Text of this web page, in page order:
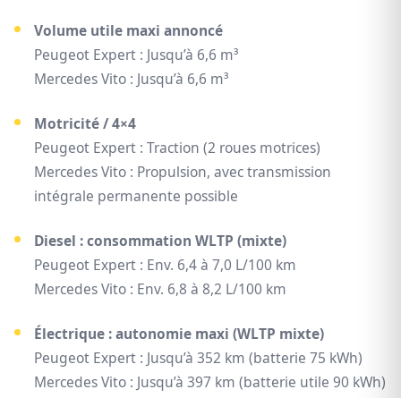
Volume utile maxi annoncé
Peugeot Expert : Jusqu’à 6,6 m³
Mercedes Vito : Jusqu’à 6,6 m³
Motricité / 4×4
Peugeot Expert : Traction (2 roues motrices)
Mercedes Vito : Propulsion, avec transmission
intégrale permanente possible
Diesel : consommation WLTP (mixte)
Peugeot Expert : Env. 6,4 à 7,0 L/100 km
Mercedes Vito : Env. 6,8 à 8,2 L/100 km
Électrique : autonomie maxi (WLTP mixte)
Peugeot Expert : Jusqu’à 352 km (batterie 75 kWh)
Mercedes Vito : Jusqu’à 397 km (batterie utile 90 kWh)